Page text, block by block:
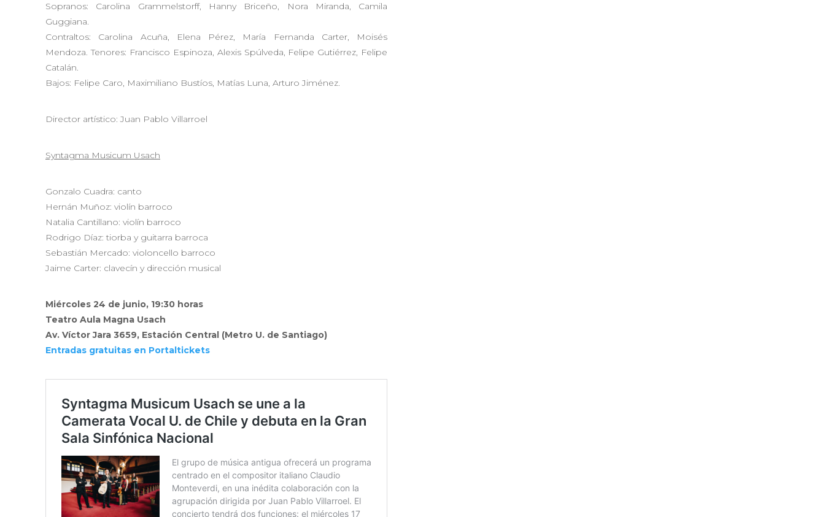
Sopranos: Carolina Grammelstorff, Hanny Briceño, Nora Miranda, Camila
Guggiana.
Contraltos: Carolina Acuña, Elena Pérez, María Fernanda Carter, Moisés
Mendoza. Tenores: Francisco Espinoza, Alexis Spúlveda, Felipe Gutiérrez, Felipe
Catalán.
Bajos: Felipe Caro, Maximiliano Bustíos, Matías Luna, Arturo Jiménez.
Director artístico: Juan Pablo Villarroel
Syntagma Musicum Usach
Gonzalo Cuadra: canto
Hernán Muñoz: violín barroco
Natalia Cantillano: violín barroco
Rodrigo Díaz: tiorba y guitarra barroca
Sebastián Mercado: violoncello barroco
Jaime Carter: clavecín y dirección musical
Miércoles 24 de junio, 19:30 horas
Teatro Aula Magna Usach
Av. Víctor Jara 3659, Estación Central (Metro U. de Santiago)
Entradas gratuitas en Portaltickets